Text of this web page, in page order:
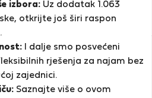
izbora: Uz dodatak 1.063
otkrijte još širi raspon
I dalje smo posvećeni
rješenja za najam bez
zajednici.
Saznajte više o ovom
Ponude
1